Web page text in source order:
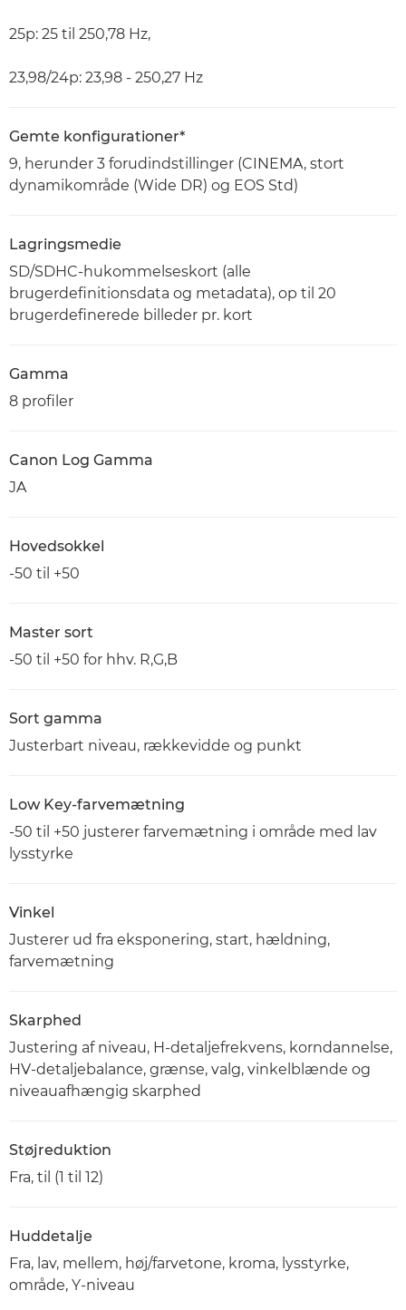
25p: 25 til 250,78 Hz,
23,98/24p: 23,98 - 250,27 Hz
Gemte konfigurationer*
9, herunder 3 forudindstillinger (CINEMA, stort
dynamikområde (Wide DR) og EOS Std)
Lagringsmedie
SD/SDHC-hukommelseskort (alle
brugerdefinitionsdata og metadata), op til 20
brugerdefinerede billeder pr. kort
Gamma
8 profiler
Canon Log Gamma
JA
Hovedsokkel
-50 til +50
Master sort
-50 til +50 for hhv. R,G,B
Sort gamma
Justerbart niveau, rækkevidde og punkt
Low Key-farvemætning
-50 til +50 justerer farvemætning i område med lav
lysstyrke
Vinkel
Justerer ud fra eksponering, start, hældning,
farvemætning
Skarphed
Justering af niveau, H-detaljefrekvens, korndannelse,
HV-detaljebalance, grænse, valg, vinkelblænde og
niveauafhængig skarphed
Støjreduktion
Fra, til (1 til 12)
Huddetalje
Fra, lav, mellem, høj/farvetone, kroma, lysstyrke,
område, Y-niveau